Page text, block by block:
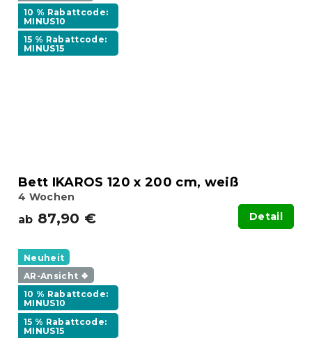
10 % Rabattcode:
MINUS10
15 % Rabattcode:
MINUS15
Bett IKAROS 120 x 200 cm, weiß
4 Wochen
ab 87,90 € Detail
Neuheit
AR-Ansicht ❖
10 % Rabattcode:
MINUS10
15 % Rabattcode:
MINUS15